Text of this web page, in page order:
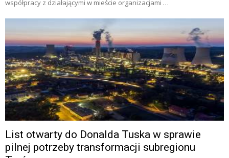
współpracy z działającymi w mieście organizacjami …
List otwarty do Donalda Tuska w sprawie
pilnej potrzeby transformacji subregionu